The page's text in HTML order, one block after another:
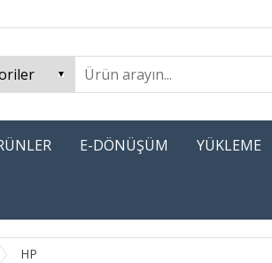
E-DÖNÜŞÜM YÜKLEME
HP